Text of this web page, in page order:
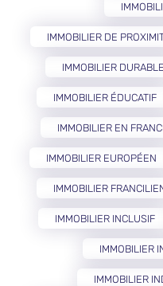
IMMOBILIER DE
IMMOBILIER DURABLE
IMMOBILIER ÉDUCATIF
IMMOBILIER EN
IMMOBILIER EUROPÉEN
IMMOBILIER
IMMOBILIER INCLUSIF
IMMOBILIER
IMMOBILIER